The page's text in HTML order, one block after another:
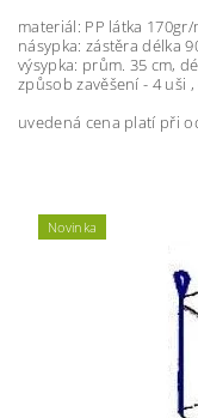
materiál: PP látka 170gr/
násypka: zástěra délka
výsypka: prům. 35 cm,
způsob zavěšení - 4 uši
uvedená cena platí při
Novinka